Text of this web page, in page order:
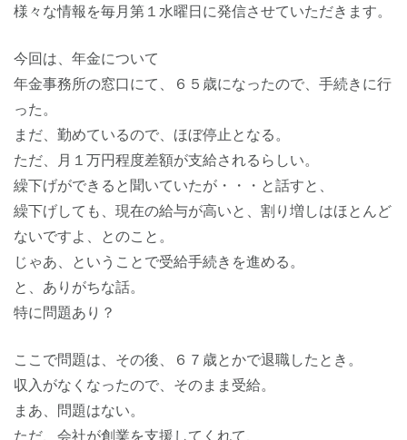
様々な情報を毎月第１水曜日に発信させていただきます。
今回は、年金について
年金事務所の窓口にて、６５歳になったので、手続きに行
った。
まだ、勤めているので、ほぼ停止となる。
ただ、月１万円程度差額が支給されるらしい。
繰下げができると聞いていたが・・・と話すと、
繰下げしても、現在の給与が高いと、割り増しはほとんど
ないですよ、とのこと。
じゃあ、ということで受給手続きを進める。
と、ありがちな話。
特に問題あり？
ここで問題は、その後、６７歳とかで退職したとき。
収入がなくなったので、そのまま受給。
まあ、問題はない。
ただ、会社が創業を支援してくれて、